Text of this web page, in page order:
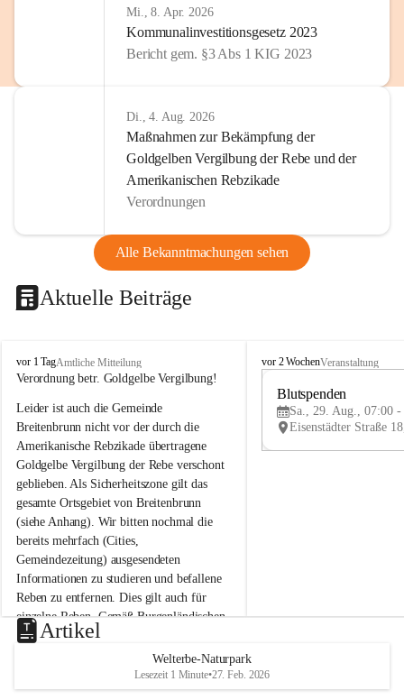
Mi., 8. Apr. 2026
Kommunalinvestitionsgesetz 2023
Bericht gem. §3 Abs 1 KIG 2023
Di., 4. Aug. 2026
Maßnahmen zur Bekämpfung der
Goldgelben Vergilbung der Rebe und der
Amerikanischen Rebzikade
Verordnungen
Alle Bekanntmachungen sehen
Aktuelle Beiträge
B
r
i
t
e
n
b
r
u
n
n
a
m
N
e
u
s
d
vor 1 TagAmtliche Mitteilung
Verordnung betr. Goldgelbe Vergilbung!
Leider ist auch die Gemeinde
Breitenbrunn nicht vor der durch die
Amerikanische Rebzikade übertragene
Goldgelbe Vergilbung der Rebe verschont
geblieben. Als Sicherheitszone gilt das
gesamte Ortsgebiet von Breitenbrunn
(siehe Anhang). Wir bitten nochmal die
bereits mehrfach (Cities,
Gemeindezeitung) ausgesendeten
Informationen zu studieren und befallene
Reben zu entfernen. Dies gilt auch für
einzelne Reben. Gemäß Burgenländischen
Weinbaugesetz sind nicht gepflegte oder
unzulässige Weingärten zu roden! Bitte
helfen wir zusammen um unsere Winzer
vor den prognostizierten Ernteausfällen
B
e
u
e
d
vor 2 WochenVeranstaltung
Blutspenden
Sa., 29. Aug., 07:00 -
Artikel
Welterbe-Naturpark
Lesezeit 1 Minute•27. Feb. 2026